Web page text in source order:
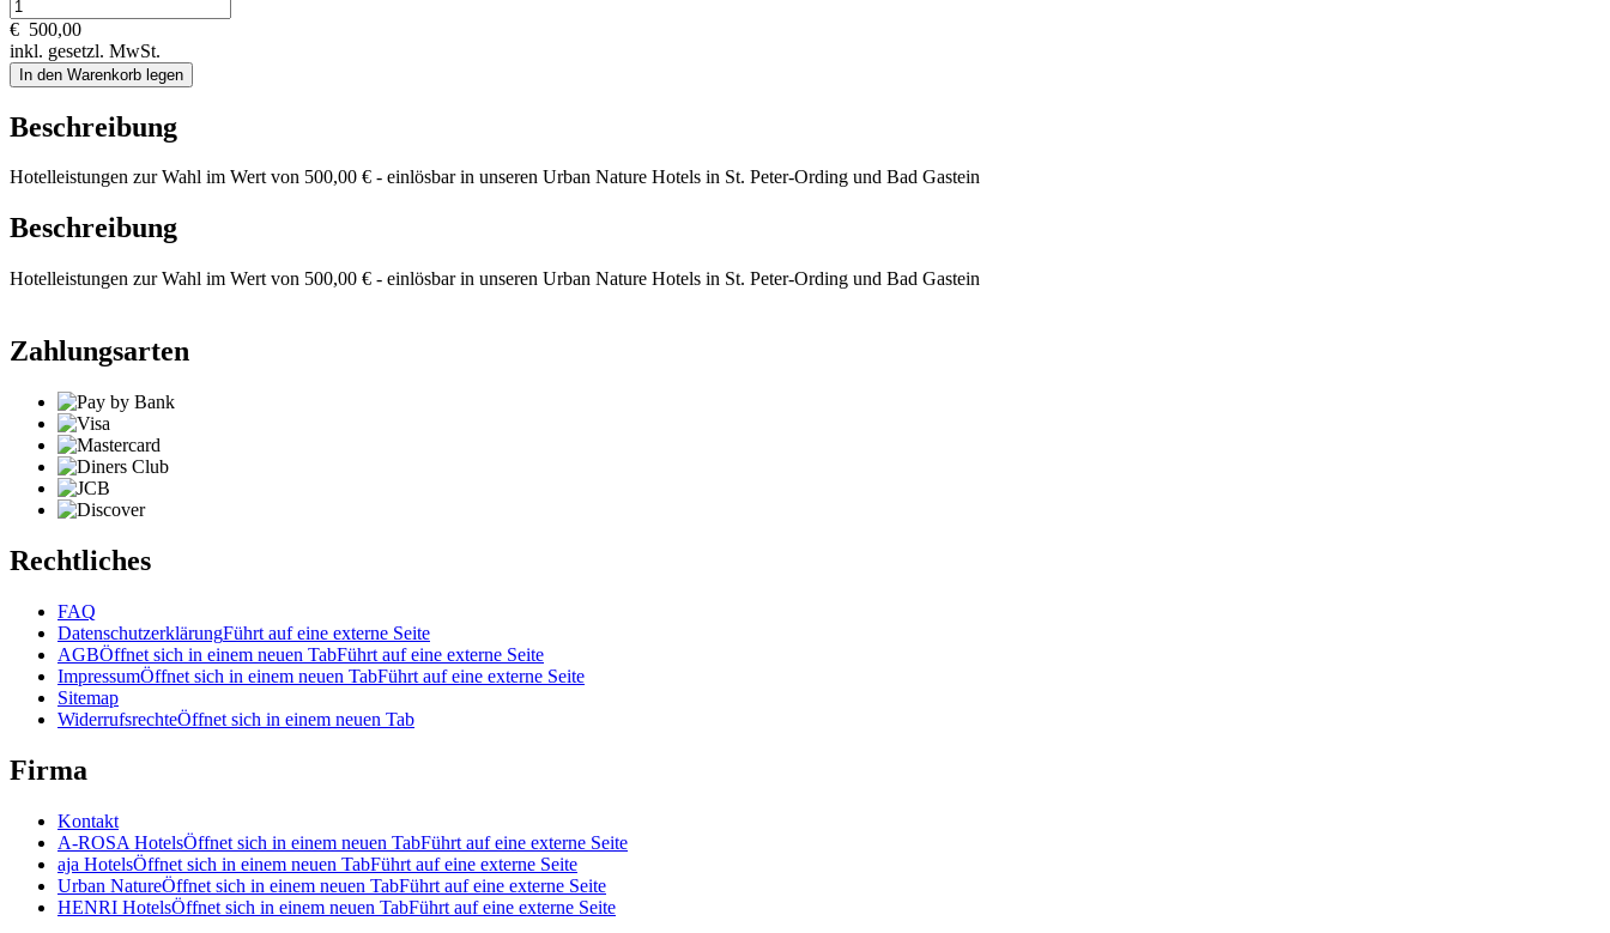
€ 500,00
inkl. gesetzl. MwSt.
In den Warenkorb legen
Beschreibung
Hotelleistungen zur Wahl im Wert von 500,00 € - einlösbar in unseren Urban Nature Hotels in St. Peter-Ording und Bad Gastein
Beschreibung
Hotelleistungen zur Wahl im Wert von 500,00 € - einlösbar in unseren Urban Nature Hotels in St. Peter-Ording und Bad Gastein
Zahlungsarten
Rechtliches
FAQ
DatenschutzerklärungFührt auf eine externe Seite
AGBÖffnet sich in einem neuen TabFührt auf eine externe Seite
ImpressumÖffnet sich in einem neuen TabFührt auf eine externe Seite
Sitemap
WiderrufsrechteÖffnet sich in einem neuen Tab
Firma
Kontakt
A-ROSA HotelsÖffnet sich in einem neuen TabFührt auf eine externe Seite
aja HotelsÖffnet sich in einem neuen TabFührt auf eine externe Seite
Urban NatureÖffnet sich in einem neuen TabFührt auf eine externe Seite
HENRI HotelsÖffnet sich in einem neuen TabFührt auf eine externe Seite